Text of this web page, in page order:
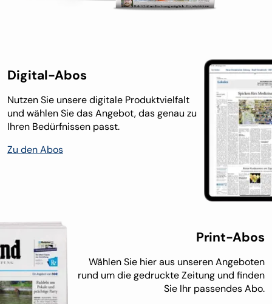
Digital-Abos
Nutzen Sie unsere digitale Produktvielfalt
und wählen Sie das Angebot, das genau zu
Ihren Bedürfnissen passt.
Zu den Abos
Print-Abos
Wählen Sie hier aus unseren Angeboten
rund um die gedruckte Zeitung und finden
Sie Ihr passendes Abo.